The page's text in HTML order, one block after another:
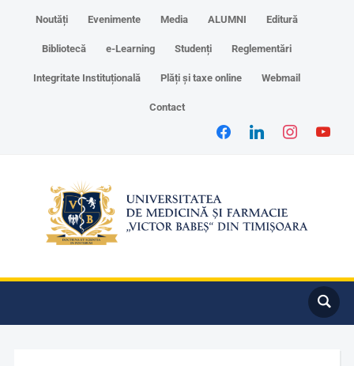
Noutăți Evenimente Media ALUMNI Editură
Bibliotecă e-Learning Studenți Reglementări
Integritate Instituțională Plăți și taxe online Webmail
Contact